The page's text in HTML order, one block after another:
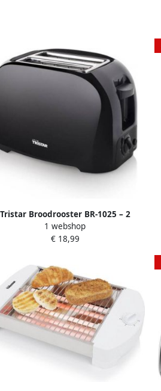
Tristar Broodrooster BR-1025 – 2
– 6 Standen en Kruimellade
2 boterhammen Toaster Zwart
1 webshop
€ 18,99